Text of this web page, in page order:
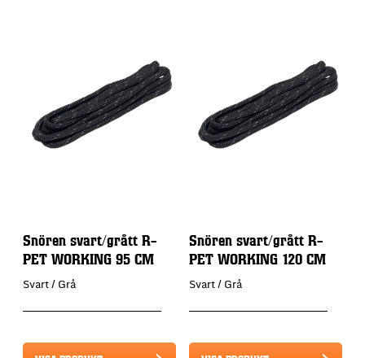
Snören svart/grått R-
PET WORKING 95 CM
Svart / Grå
Snören svart/grått R-
PET WORKING 120 CM
Svart / Grå